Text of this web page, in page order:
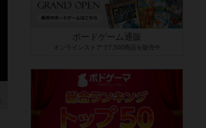
ボードゲーム通販
オンラインストアで7,500商品を販売中